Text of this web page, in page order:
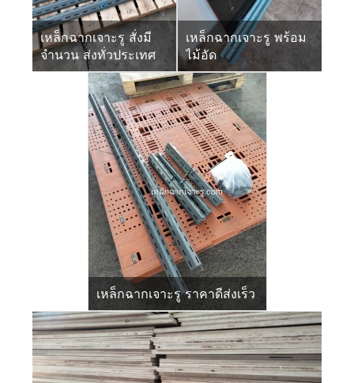
เหล็กฉากเจาะรู สั่งมี
จำนวน ส่งทั่วประเทศ
เหล็กฉากเจาะรู พร้อม
ไม้อัด
เหล็กฉากเจาะรู ราคาดีส่งเร็ว